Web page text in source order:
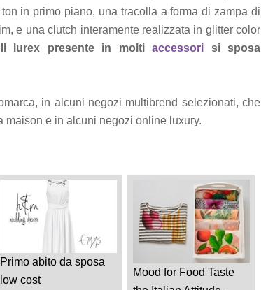
in primo piano, una tracolla a forma di zampa di
e una clutch interamente realizzata in glitter color
lurex presente in moltiaccessori si sposa
in alcuni negozi multibrend selezionati, che
maison e in alcuni negozi online luxury.
Primo abito da sposa
low cost
Mood for Food Taste